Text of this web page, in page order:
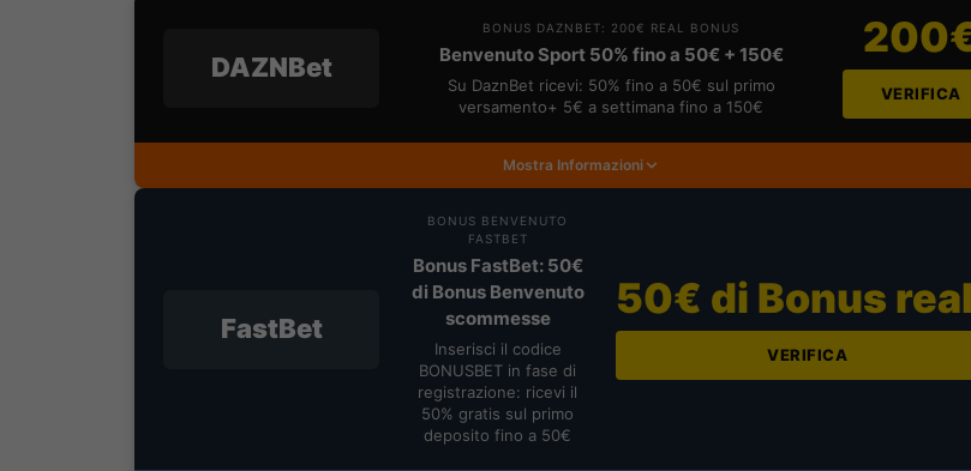
DAZNBet
BONUS DAZNBET: 200€ REAL BONUS
Benvenuto Sport 50% fino a 50€ + 150€
Su DaznBet ricevi: 50% fino a 50€ sul primo
versamento+ 5€ a settimana fino a 150€
VERIFICA
Mostra Informazioni
FastBet
BONUS BENVENUTO
FASTBET
Bonus FastBet: 50€
di Bonus Benvenuto
scommesse
Inserisci il codice
BONUSBET in fase di
registrazione: ricevi il
50% gratis sul primo
deposito fino a 50€
50€ di Bonus
VERIFICA